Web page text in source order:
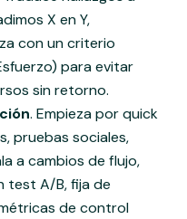
X en Y,
con un criterio
para evitar
sin retorno.
. Empieza por quick
pruebas sociales,
a cambios de flujo,
test A/B, fija de
de control